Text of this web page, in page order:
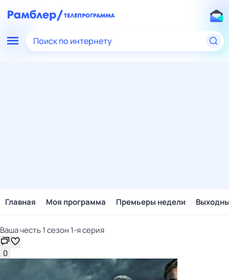
Поиск по интернету
Главная Моя программа Премьеры недели
Ваша честь 1 сезон 1-я серия
0